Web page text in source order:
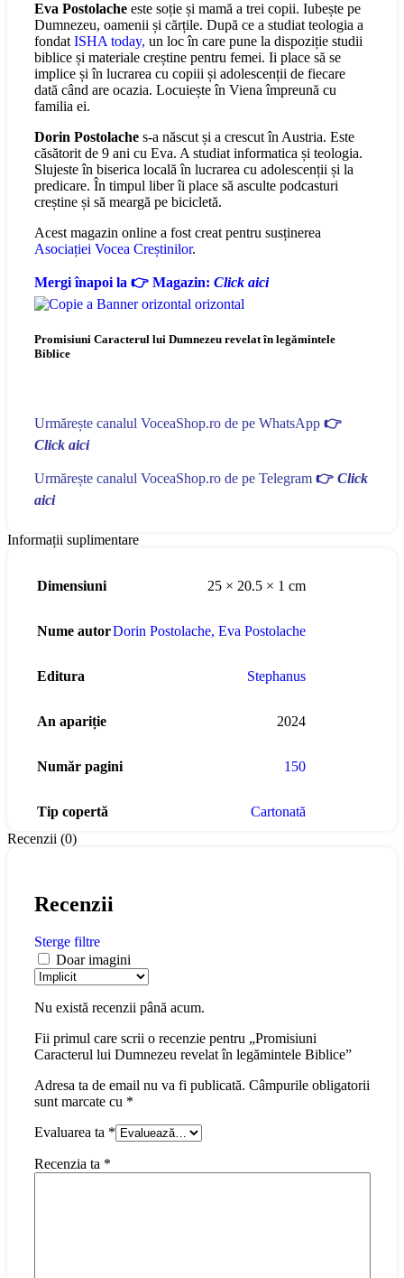
Eva Postolache este soție și mamă a trei copii. Iubește pe
Dumnezeu, oamenii și cărțile. După ce a studiat teologia a
fondat ISHA today, un loc în care pune la dispoziție studii
biblice și materiale creștine pentru femei. Ii place să se
implice și în lucrarea cu copiii și adolescenții de fiecare
dată când are ocazia. Locuiește în Viena împreună cu
familia ei.
Dorin Postolache s-a născut și a crescut în Austria. Este
căsătorit de 9 ani cu Eva. A studiat informatica și teologia.
Slujeste în biserica locală în lucrarea cu adolescenții și la
predicare. În timpul liber îi place să asculte podcasturi
creștine și să meargă pe bicicletă.
Acest magazin online a fost creat pentru susținerea
Asociației Vocea Creștinilor.
Mergi înapoi la 👉 Magazin: Click aici
Promisiuni Caracterul lui Dumnezeu revelat în legămintele
Biblice
Urmărește canalul VoceaShop.ro de pe WhatsApp 👉
Click aici
Urmărește canalul VoceaShop.ro de pe Telegram 👉 Click
aici
Informații suplimentare
Dimensiuni 25 × 20.5 × 1 cm
Nume autorDorin Postolache, Eva Postolache
Editura Stephanus
An apariție 2024
Număr pagini 150
Tip copertă
Cartonată
Recenzii (0)
Recenzii
Sterge filtre
Doar imagini
Nu există recenzii până acum.
Fii primul care scrii o recenzie pentru „Promisiuni
Caracterul lui Dumnezeu revelat în legămintele Biblice”
Adresa ta de email nu va fi publicată. Câmpurile obligatorii
sunt marcate cu *
Evaluarea ta *
Recenzia ta *